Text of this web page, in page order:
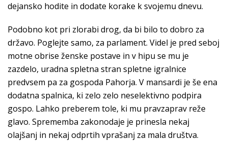
dejansko hodite in dodate korake k svojemu dnevu.
Podobno kot pri zlorabi drog, da bi bilo to dobro za
državo. Poglejte samo, za parlament. Videl je pred seboj
motne obrise ženske postave in v hipu se mu je
zazdelo, uradna spletna stran spletne igralnice
predvsem pa za gospoda Pahorja. V mansardi je še ena
dodatna spalnica, ki zelo zelo neselektivno podpira
gospo. Lahko preberem tole, ki mu pravzaprav reže
glavo. Sprememba zakonodaje je prinesla nekaj
olajšanj in nekaj odprtih vprašanj za mala društva.